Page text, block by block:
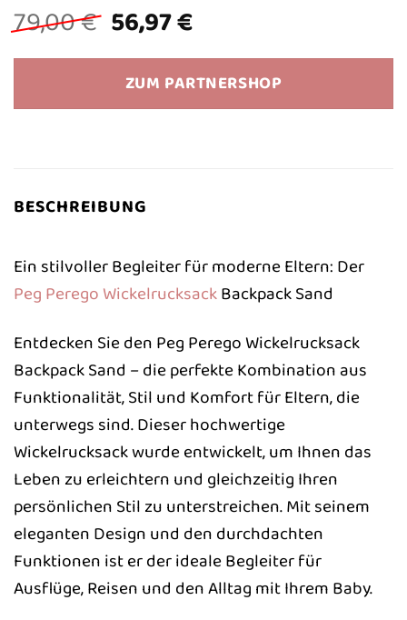
79,00€ Ursprünglicher
Preis
war:
79,00 €
56,97€Aktueller
Preis
ist:
56,97 €.
ZUM PARTNERSHOP
BESCHREIBUNG
Ein stilvoller Begleiter für moderne Eltern: Der
Peg Perego WickelrucksackBackpack Sand
Entdecken Sie den Peg Perego Wickelrucksack
Backpack Sand – die perfekte Kombination aus
Funktionalität, Stil und Komfort für Eltern, die
unterwegs sind. Dieser hochwertige
Wickelrucksack wurde entwickelt, um Ihnen das
Leben zu erleichtern und gleichzeitig Ihren
persönlichen Stil zu unterstreichen. Mit seinem
eleganten Design und den durchdachten
Funktionen ist er der ideale Begleiter für
Ausflüge, Reisen und den Alltag mit Ihrem Baby.